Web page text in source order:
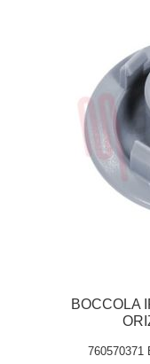
BOCCOLA
760570371